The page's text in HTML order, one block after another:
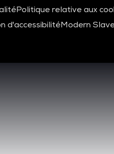
Politique relative aux
d'accessibilitéModern